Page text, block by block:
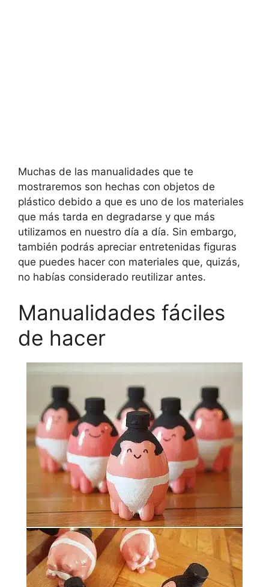
Muchas de las manualidades que te
mostraremos son hechas con objetos de
plástico debido a que es uno de los materiales
que más tarda en degradarse y que más
utilizamos en nuestro día a día. Sin embargo,
también podrás apreciar entretenidas figuras
que puedes hacer con materiales que, quizás,
no habías considerado reutilizar antes.
Manualidades fáciles
de hacer